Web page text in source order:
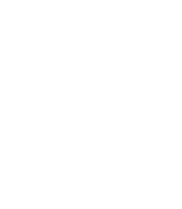
Vue